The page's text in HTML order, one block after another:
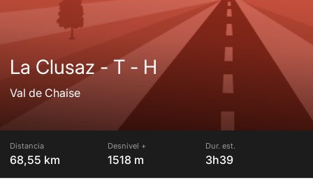
La Clusaz - T - H
Val de Chaise
Distancia
68,55 km
Desnivel +
1518 m
Dur. est.
3h39